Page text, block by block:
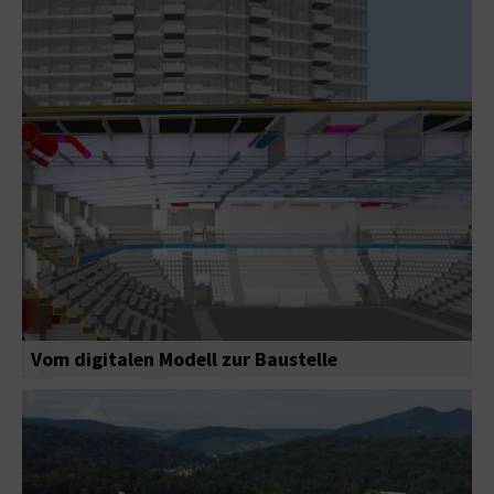
Vom digitalen Modell zur Baustelle